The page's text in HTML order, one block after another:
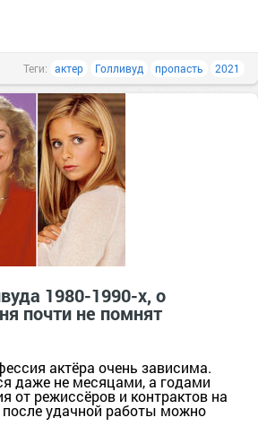
Теги: актер Голливуд пропасть 2021
1980-1990-х, о
почти не помнят
актёра очень зависима.
даже не месяцами, а годами
от режиссёров и контрактов на
удачной работы можно